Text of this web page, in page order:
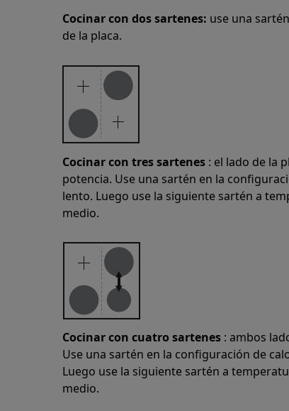
Cocinar con dos sartenes: use una
de la placa.
Cocinar con tres sartenes : el lado de la
potencia. Use una sartén en la
lento. Luego use la siguiente sartén a
medio.
Cocinar con cuatro sartenes : ambos
Use una sartén en la configuración de
Luego use la siguiente sartén a
medio.